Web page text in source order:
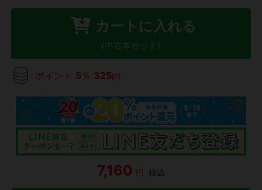
カートに入れる
(中古本セット)
ポイント 5 ％ 325pt
7,160 円 税込